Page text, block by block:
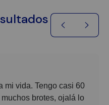
mi vida. Tengo casi 60
brotes, ojalá lo